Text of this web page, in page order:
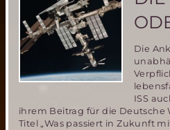
am
30.
Mai
2015
Die
ISS
ihrem Beitrag für die Deutsche
Titel „Was passiert in Zukunft